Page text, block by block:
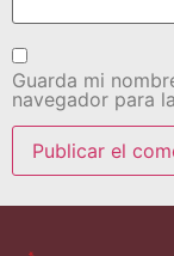
Guarda mi
navegador para